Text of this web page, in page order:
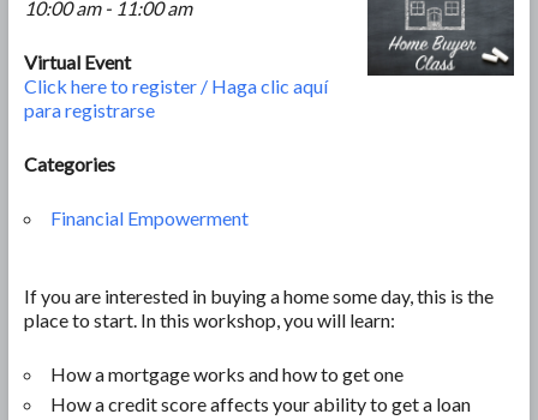
10:00 am - 11:00 am
Virtual Event
Click here to register / Haga clic aquí
para registrarse
Categories
Financial Empowerment
If you are interested in buying a home some day, this is the
place to start. In this workshop, you will learn:
How a mortgage works and how to get one
How a credit score affects your ability to get a loan